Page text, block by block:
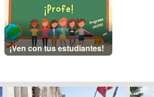
¡Ven con tus estudiantes!